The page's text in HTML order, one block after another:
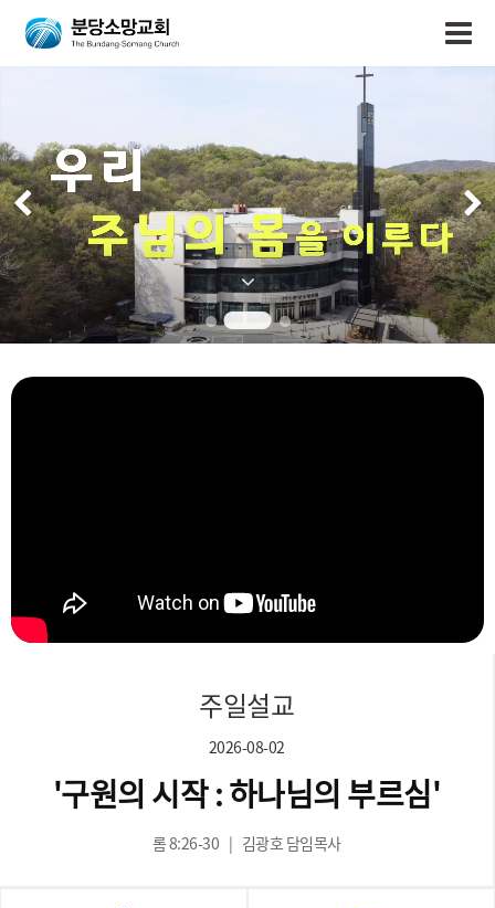
주일설교
2026-08-02
'구원의 시작 : 하나님의 부르심'
롬 8:26-30 김광호 담임목사